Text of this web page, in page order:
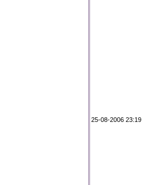
25-08-2006 23:19